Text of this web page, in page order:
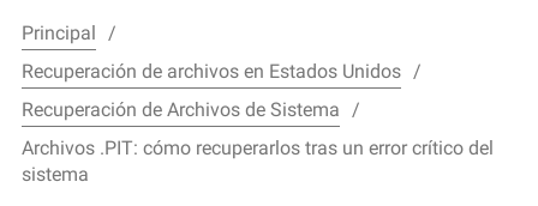
Principal
Recuperación de archivos en Estados Unidos
Recuperación de Archivos de Sistema
Archivos .PIT: cómo recuperarlos tras un error crítico del
sistema